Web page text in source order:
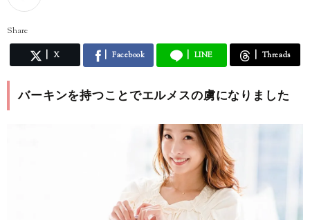
Share
X Facebook LINE Threads
バーキンを持つことでエルメスの虜になりました